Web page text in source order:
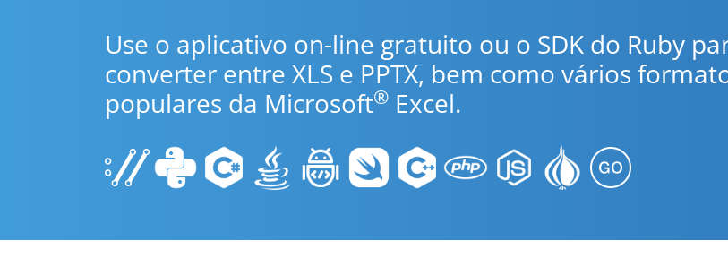
Use o aplicativo on-line gratuito ou o SDK do Ruby
converter entre XLS e PPTX, bem como vários
populares da Microsoft® Excel.